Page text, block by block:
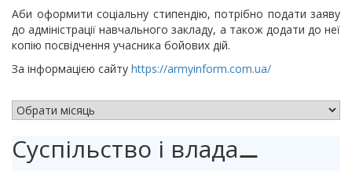
Аби оформити соціальну стипендію, потрібно подати заяву
до адміністрації навчального закладу, а також додати до неї
копію посвідчення учасника бойових дій.
За інформацією сайту https://armyinform.com.ua/
Суспільство і влада⚊